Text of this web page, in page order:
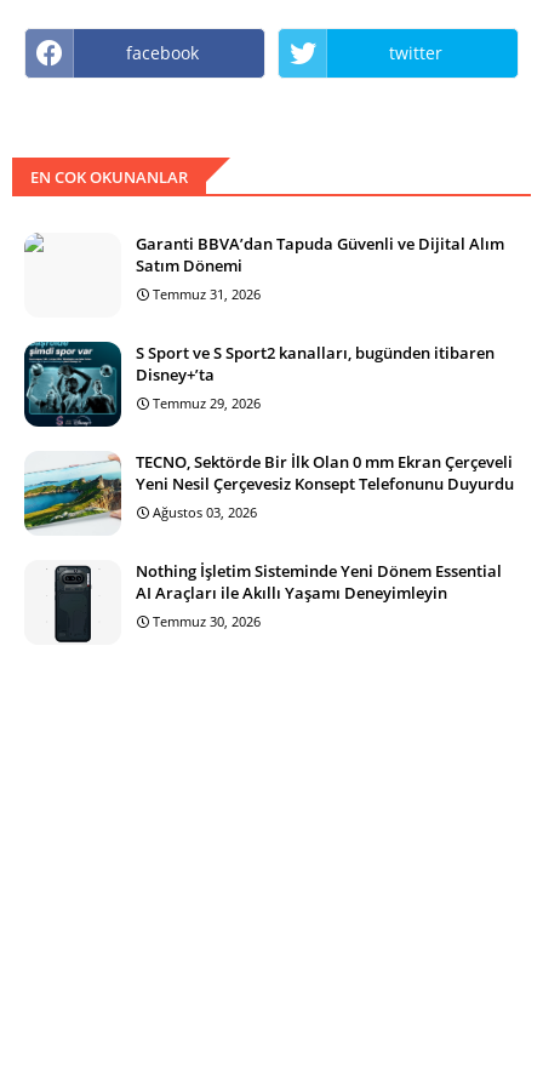
facebook twitter
EN COK OKUNANLAR
Garanti BBVA’dan Tapuda Güvenli ve Dijital Alım
Satım Dönemi
Temmuz 31, 2026
S Sport ve S Sport2 kanalları, bugünden itibaren
Disney+’ta
Temmuz 29, 2026
TECNO, Sektörde Bir İlk Olan 0 mm Ekran Çerçeveli
Yeni Nesil Çerçevesiz Konsept Telefonunu Duyurdu
Ağustos 03, 2026
Nothing İşletim Sisteminde Yeni Dönem Essential
AI Araçları ile Akıllı Yaşamı Deneyimleyin
Temmuz 30, 2026